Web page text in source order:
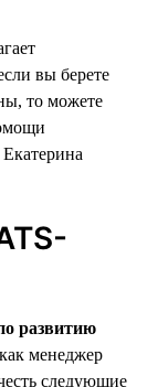
вы берете
то можете
развитию
менеджер
следующие